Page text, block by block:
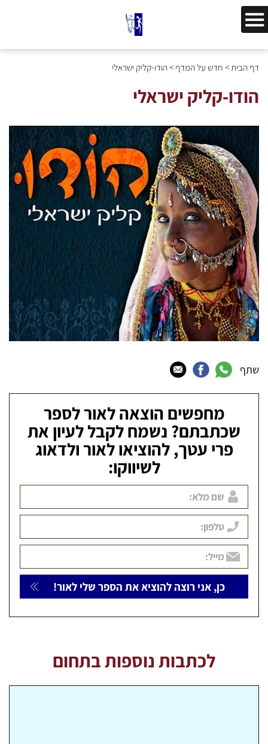
דף הבית> חדש על המדף >הודו-קליק ישראלי
הודו-קליק ישראלי
שתף
מחפשים הוצאה לאור לספר
שכתבתם? נשמח לקבל לעיון את
פרי עטך, להוציאו לאור ולדאוג
לשיווקו:
לכתבות נוספות בתחום